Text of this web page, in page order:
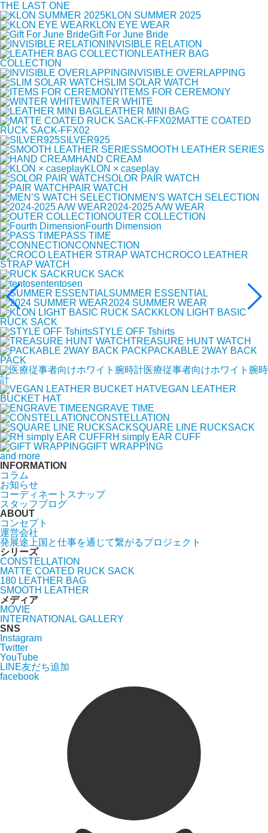
THE LAST ONE
KLON SUMMER 2025
KLON EYE WEAR
Gift For June Bride
INVISIBLE RELATION
LEATHER BAG
COLLECTION
INVISIBLE OVERLAPPING
SLIM SOLAR WATCH
ITEMS FOR CEREMONY
WINTER WHITE
LEATHER MINI BAG
MATTE COATED
RUCK SACK-FFX02
SILVER925
SMOOTH LEATHER SERIES
HAND CREAM
KLON × caseplay
SOLOR PAIR WATCH
PAIR WATCH
MEN’S WATCH SELECTION
2024-2025 A/W WEAR
OUTER COLLECTION
Fourth Dimension
PASS TIME
CONNECTION
CROCO LEATHER
STRAP WATCH
RUCK SACK
tentosen
SUMMER ESSENTIAL
2024 SUMMER WEAR
KLON LIGHT BASIC
RUCK SACK
STYLE OFF Tshirts
TREASURE HUNT WATCH
PACKABLE 2WAY BACK
PACK
医療従事者向けホワイト腕時
計
VEGAN LEATHER
BUCKET HAT
ENGRAVE TIME
CONSTELLATION
SQUARE LINE RUCKSACK
RH simply EAR CUFF
GIFT WRAPPING
and more
INFORMATION
コラム
お知らせ
コーディネートスナップ
スタッフブログ
ABOUT
コンセプト
運営会社
発展途上国と仕事を通じて繋がるプロジェクト
シリーズ
CONSTELLATION
MATTE COATED RUCK SACK
180 LEATHER BAG
SMOOTH LEATHER
メディア
MOVIE
INTERNATIONAL GALLERY
SNS
Instagram
Twitter
YouTube
LINE友だち追加
facebook